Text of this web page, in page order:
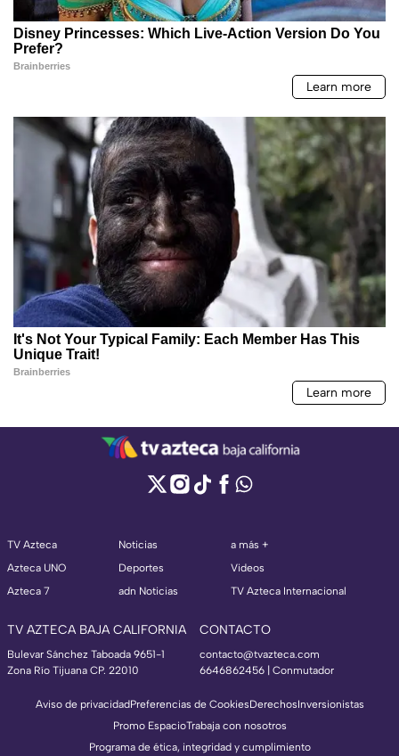
TV Azteca
Azteca UNO
Azteca 7
Noticias
Deportes
adn Noticias
a más +
Videos
TV Azteca Internacional
TV AZTECA BAJA CALIFORNIA
Bulevar Sánchez Taboada 9651-1
Zona Río Tijuana CP. 22010
CONTACTO
contacto@tvazteca.com
6646862456 | Conmutador
Aviso de privacidadPreferencias de CookiesDerechosInversionistas
Promo EspacioTrabaja con nosotros
Programa de ética, integridad y cumplimiento